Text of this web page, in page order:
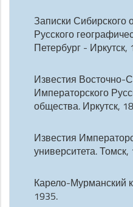
Записки Сибирского
Русского
Петербург - Иркутск,
Известия Восточно-
Императорского
общества. Иркутск,
Известия
университета.
Карело-Мурманский
1935.